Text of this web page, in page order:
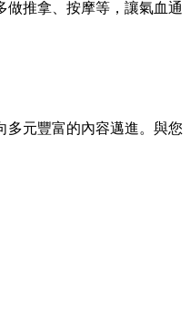
做推拿、按摩等，讓氣血通
多元豐富的內容邁進。與您